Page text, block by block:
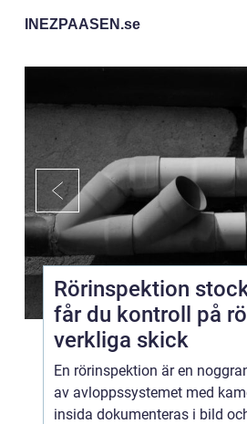
INEZPAASEN.se
Rörinspektion
får du kontroll på
verkliga skick
En rörinspektion är en
av avloppssystemet med
insida dokumenteras i bild